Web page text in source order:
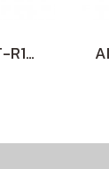
HAMTEC ซองกระดุม HT-R171,A171